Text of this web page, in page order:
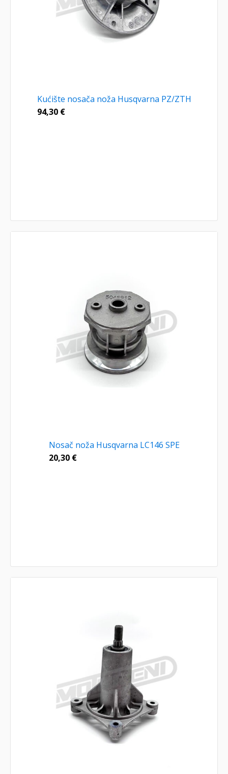
Kućište nosača noža Husqvarna PZ/ZTH
94,30 €
Nosač noža Husqvarna LC146 SPE
20,30 €